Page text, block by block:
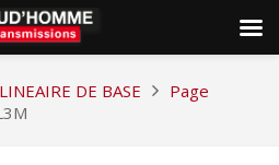
DE BASE
Page